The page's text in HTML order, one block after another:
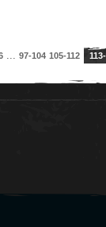
97-104 105-112